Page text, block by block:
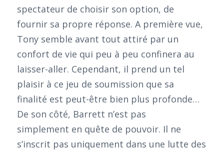
spectateur de choisir son option, de
fournir sa propre réponse. A première vue,
Tony semble avant tout attiré par un
confort de vie qui peu à peu confinera au
laisser-aller. Cependant, il prend un tel
plaisir à ce jeu de soumission que sa
finalité est peut-être bien plus profonde…
De son côté, Barrett n’est pas
simplement en quête de pouvoir. Il ne
s’inscrit pas uniquement dans une lutte des